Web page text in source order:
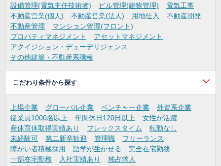
設備管理(電気主任技術者)
ビル管理(建物管理)
電気工事
不動産営業(個人)
不動産営業(法人) 用地仕入
不動産開発
不動産管理
マンション管理(フロント)
プロパティマネジメント
アセットマネジメント
アクイジション・デューデリジェンス
その他建築・不動産系職種
こだわり条件から探す
上場企業 グローバル企業 ベンチャー企業
外資系企業
従業員1000名以上
年間休日120日以上
女性が活躍
産休育休取得実績あり
フレックスタイム
転勤なし
未経験可
第二新卒歓迎 管理職
フリーランス
障がい者積極採用
語学が生かせる
完全在宅勤務
一部在宅勤務
入社実績あり 独占求人